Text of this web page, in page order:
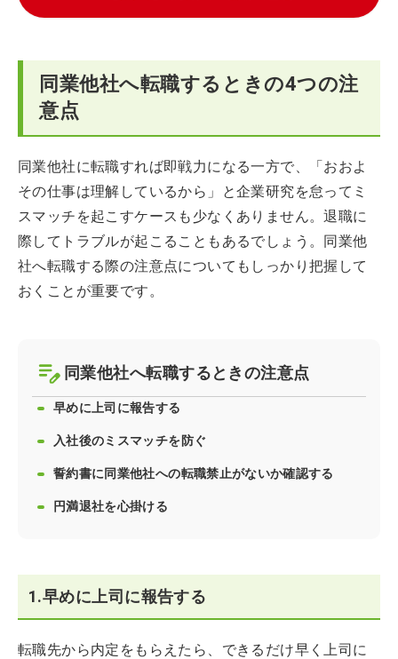
同業他社へ転職するときの4つの注
意点
同業他社に転職すれば即戦力になる一方で、「おおよ
その仕事は理解しているから」と企業研究を怠ってミ
スマッチを起こすケースも少なくありません。退職に
際してトラブルが起こることもあるでしょう。同業他
社へ転職する際の注意点についてもしっかり把握して
おくことが重要です。
同業他社へ転職するときの注意点
早めに上司に報告する
入社後のミスマッチを防ぐ
誓約書に同業他社への転職禁止がないか確認する
円満退社を心掛ける
1.早めに上司に報告する
転職先から内定をもらえたら、できるだけ早く上司に